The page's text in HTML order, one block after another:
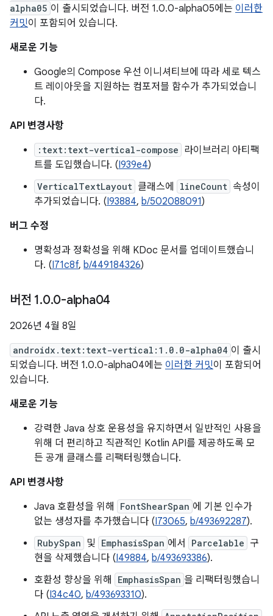
alpha05 이 출시되었습니다. 버전 1.0.0-alpha05에는 이러한
커밋이 포함되어 있습니다.
새로운 기능
Google의 Compose 우선 이니셔티브에 따라 세로 텍스
트 레이아웃을 지원하는 컴포저블 함수가 추가되었습니
다.
API 변경사항
:text:text-vertical-compose 라이브러리 아티팩
트를 도입했습니다. (I939e4)
VerticalTextLayout 클래스에 lineCount 속성이
추가되었습니다. (I93884, b/502088091)
버그 수정
명확성과 정확성을 위해 KDoc 문서를 업데이트했습니
다. (I71c8f, b/449184326)
버전 1.0.0-alpha04
2026년 4월 8일
androidx.text:text-vertical:1.0.0-alpha04 이 출시
되었습니다. 버전 1.0.0-alpha04에는 이러한 커밋이 포함되어
있습니다.
새로운 기능
강력한 Java 상호 운용성을 유지하면서 일반적인 사용을
위해 더 편리하고 직관적인 Kotlin API를 제공하도록 모
든 공개 클래스를 리팩터링했습니다.
API 변경사항
Java 호환성을 위해
FontShearSpan 에 기본 인수가
없는 생성자를 추가했습니다 (I73065, b/493692287).
RubySpan 및 EmphasisSpan 에서 Parcelable 구
현을 삭제했습니다 (I49884, b/493693386).
호환성 향상을 위해
EmphasisSpan 을 리팩터링했습니
다 (I34c40, b/493693310).